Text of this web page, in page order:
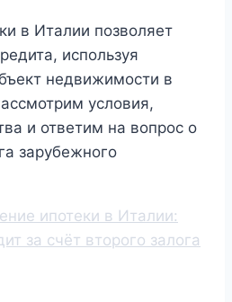
в Италии позволяет
используя
недвижимости в
условия,
и ответим на вопрос о
зарубежного
ипотеки в Италии:
за счёт второго залога